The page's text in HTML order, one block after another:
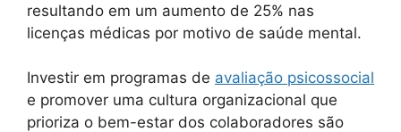
resultando em um aumento de 25% nas
licenças médicas por motivo de saúde mental.
Investir em programas de avaliação psicossocial
e promover uma cultura organizacional que
prioriza o bem-estar dos colaboradores são